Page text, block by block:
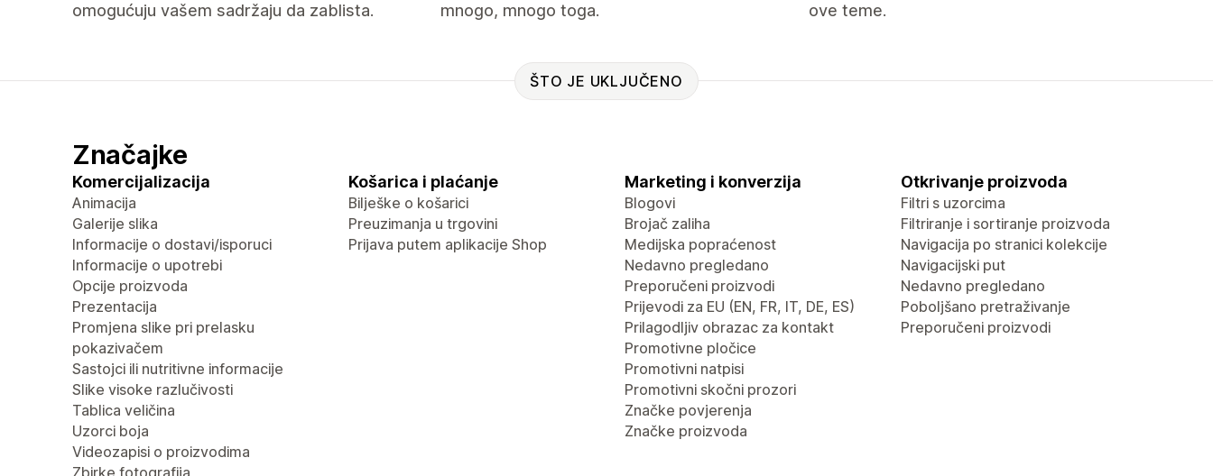
omogućuju vašem sadržaju da zablista.
mnogo, mnogo toga.
ove teme.
ŠTO JE UKLJUČENO
Značajke
Komercijalizacija
Animacija
Galerije slika
Informacije o dostavi/isporuci
Informacije o upotrebi
Opcije proizvoda
Prezentacija
Promjena slike pri prelasku
pokazivačem
Sastojci ili nutritivne informacije
Slike visoke razlučivosti
Tablica veličina
Uzorci boja
Videozapisi o proizvodima
Zbirke fotografija
Košarica i plaćanje
Bilješke o košarici
Preuzimanja u trgovini
Prijava putem aplikacije Shop
Marketing i konverzija
Blogovi
Brojač zaliha
Medijska popraćenost
Nedavno pregledano
Preporučeni proizvodi
Prijevodi za EU (EN, FR, IT, DE, ES)
Prilagodljiv obrazac za kontakt
Promotivne pločice
Promotivni natpisi
Promotivni skočni prozori
Značke povjerenja
Značke proizvoda
Otkrivanje proizvoda
Filtri s uzorcima
Filtriranje i sortiranje proizvoda
Navigacija po stranici kolekcije
Navigacijski put
Nedavno pregledano
Poboljšano pretraživanje
Preporučeni proizvodi